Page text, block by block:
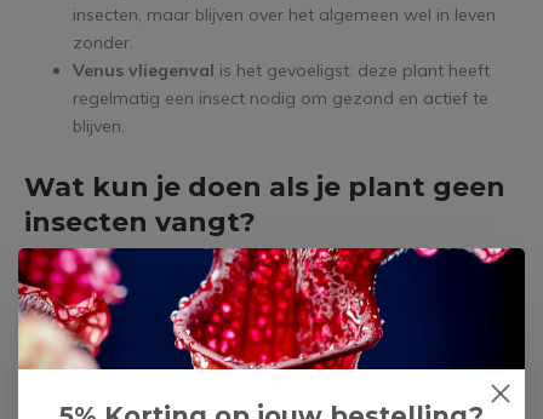
insecten, maar blijven over het algemeen wel in leven
zonder.
Venus vliegenval is het gevoeligst: deze plant heeft
regelmatig een insect nodig om gezond en actief te
blijven.
Wat kun je doen als je plant geen
insecten vangt?
In huis of op kantoor is het logischerwijs lastiger voor een
vleesetende plant om insecten te vangen, denk hierbij vooral
aan de moderne huizen waar dat ramen vaak dicht blijven,
ook waar vliegen, muggen of fruitvliegjes weinig kans krijgen,